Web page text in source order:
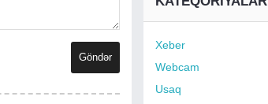
Xeber
Webcam
Usaq